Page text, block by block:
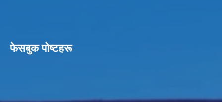
फेसबुक पाेष्टहरू